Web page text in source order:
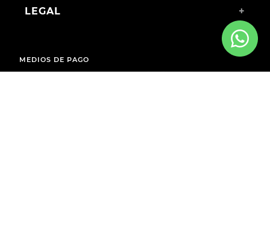
LEGAL +
MEDIOS DE PAGO